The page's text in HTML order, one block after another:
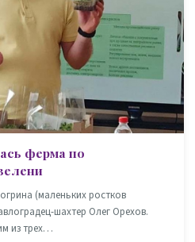
ферма по
(маленьких ростков
шахтер Олег Орехов.
из трех…